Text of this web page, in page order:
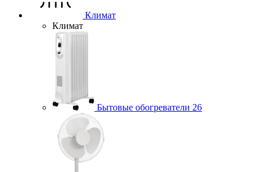
Климат
Климат
Бытовые обогреватели 26